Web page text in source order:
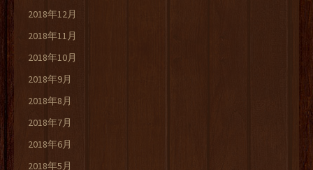
2018年12月
2018年11月
2018年10月
2018年9月
2018年8月
2018年7月
2018年6月
2018年5月